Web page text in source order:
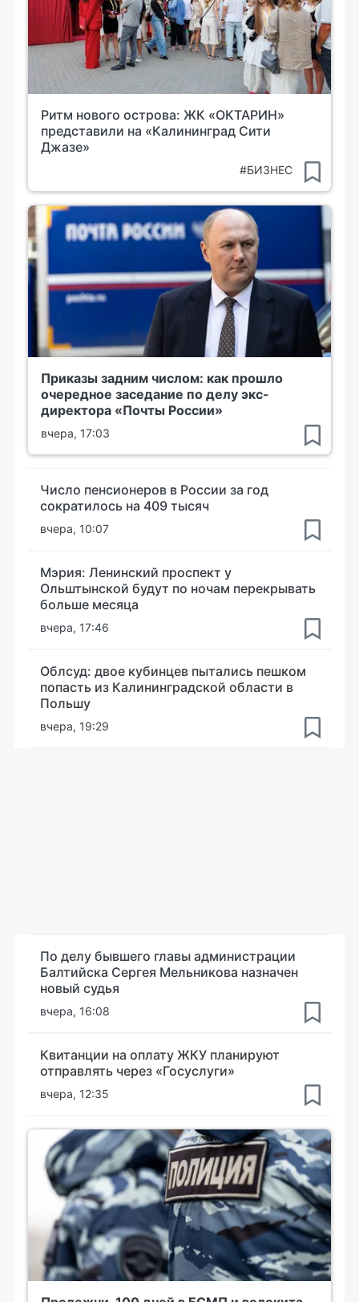
Ритм нового острова: ЖК «ОКТАРИН»
представили на «Калининград Сити
Джазе»
#БИЗНЕС
Приказы задним числом: как прошло
очередное заседание по делу экс-
директора «Почты России»
вчера, 17:03
Число пенсионеров в России за год
сократилось на 409 тысяч
вчера, 10:07
Мэрия: Ленинский проспект у
Ольштынской будут по ночам перекрывать
больше месяца
вчера, 17:46
Облсуд: двое кубинцев пытались пешком
попасть из Калининградской области в
Польшу
вчера, 19:29
По делу бывшего главы администрации
Балтийска Сергея Мельникова назначен
новый судья
вчера, 16:08
Квитанции на оплату ЖКУ планируют
отправлять через «Госуслуги»
вчера, 12:35